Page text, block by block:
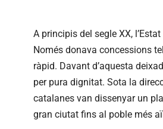
A principis del segle XX,
Només donava concessions
ràpid. Davant d’aquesta
per pura dignitat. Sota la
catalanes van dissenyar un
gran ciutat fins al poble més